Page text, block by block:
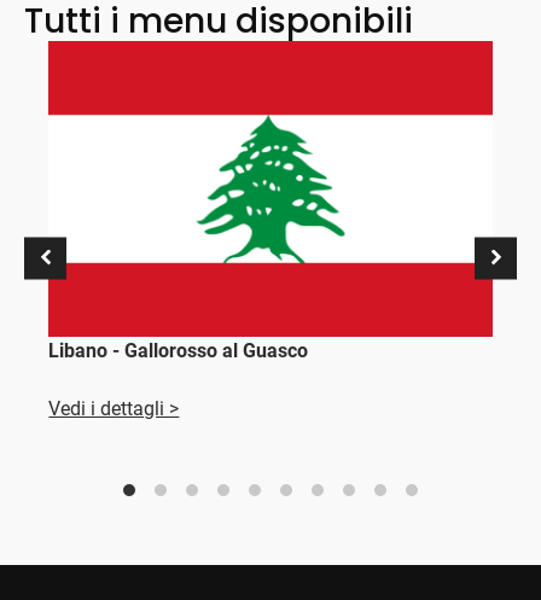
Tutti i menu disponibili
Libano - Gallorosso al Guasco
Vedi i dettagli >